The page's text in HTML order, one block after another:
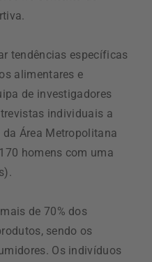
tendências específicas
alimentares e
de investigadores
individuais a
Área Metropolitana
homens com uma
de 70% dos
sendo os
Os indivíduos